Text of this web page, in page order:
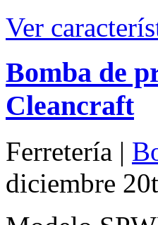
Ver
Bomba de
Cleancraft
Ferretería |
diciembre